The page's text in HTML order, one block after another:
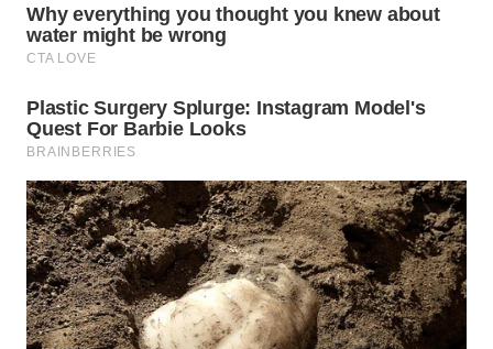
WN
CIANJUR
KEPULAUAN
SERIBU
WN
TANGERANG
WN
BINJAI